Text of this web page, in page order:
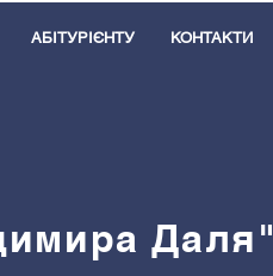
АБІТУРІЄНТУ КОНТАКТИ
Даля"